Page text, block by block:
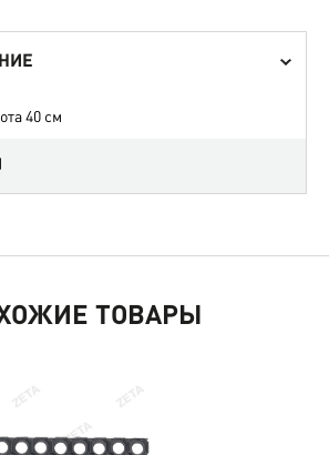
40 см
ТОВАРЫ